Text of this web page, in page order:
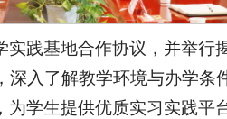
践基地合作协议，并举行
入了解教学环境与办学条
学生提供优质实习实践平